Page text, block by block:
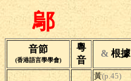
鄔
音節
(香港語言學學會)
粵
音
& 根據
黃(p.45)